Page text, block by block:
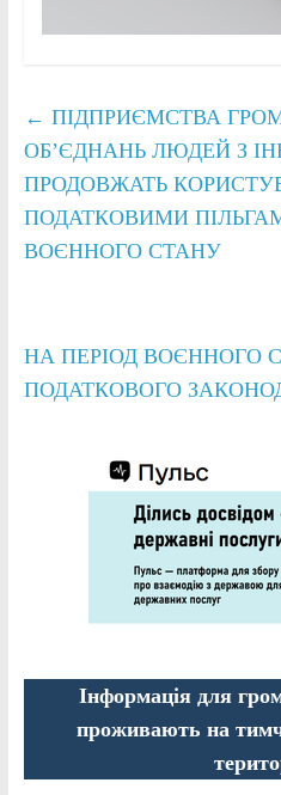
← ПІДПРИЄМСТВА
ОБ’ЄДНАНЬ ЛЮДЕЙ З
ПРОДОВЖАТЬ
ПОДАТКОВИМИ
ВОЄННОГО СТАНУ
НА ПЕРІОД ВОЄННОГО
ПОДАТКОВОГО
Інформація для
проживають на